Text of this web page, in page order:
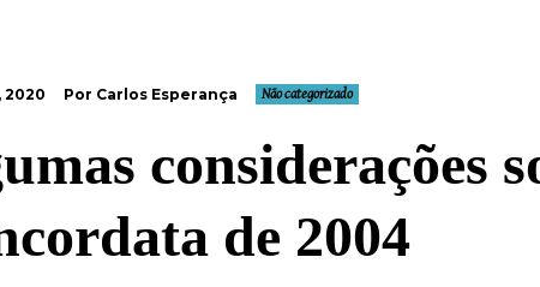
2020 Por Carlos Esperança Não categorizado
considerações
de 2004